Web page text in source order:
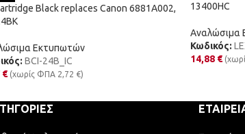
Black replaces Canon 6881A002,
Εκτυπωτών
BCI-24B_IC
€ (χωρίς ΦΠΑ 2,72 €)
13400HC
Αναλώσιμα
Κωδικός:
14,88 €